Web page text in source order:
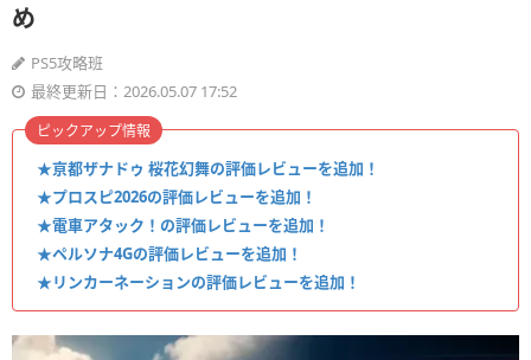
め
PS5攻略班
最終更新日：2026.05.07 17:52
★亰都ザナドゥ 桜花幻舞の評価レビューを追加！
★プロスピ2026の評価レビューを追加！
★電車アタック！の評価レビューを追加！
★ペルソナ4Gの評価レビューを追加！
★リンカーネーションの評価レビューを追加！
ピックアップ情報